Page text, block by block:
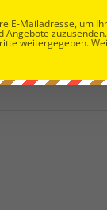
E-Mailadresse, um
Angebote
weitergegeben.